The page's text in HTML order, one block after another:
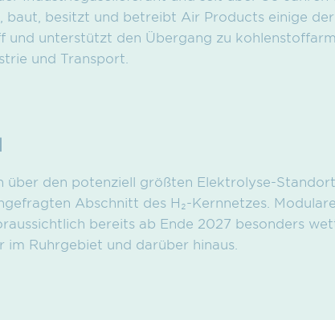
baut, besitzt und betreibt Air Products einige
und unterstützt den Übergang zu
und Transport.
über den potenziell größten Elektrolyse-
Abschnitt des H₂-Kernnetzes.
bereits ab Ende 2027 besonders
Ruhrgebiet und darüber hinaus.